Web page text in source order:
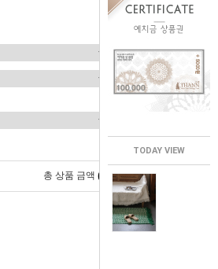
TODAY VIEW
총 상품 금액 0 원